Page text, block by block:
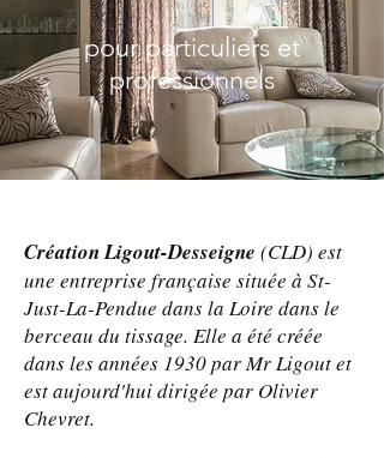
pour particuliers et
professionnels
Création Ligout-Desseigne (CLD) est
une entreprise française située à St-
Just-La-Pendue dans la Loire dans le
berceau du tissage. Elle a été créée
dans les années 1930 par Mr Ligout et
est aujourd'hui dirigée par Olivier
Chevret.